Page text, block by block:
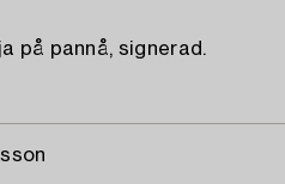
på pannå, signerad.